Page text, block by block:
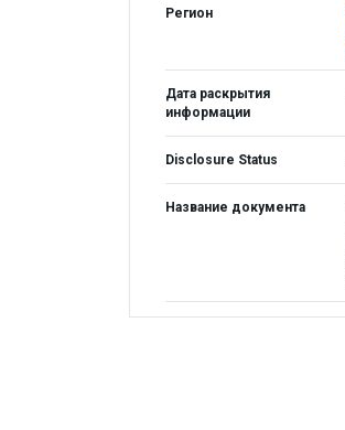
Регион
Дата раскрытия
информации
Disclosure Status
Название документа